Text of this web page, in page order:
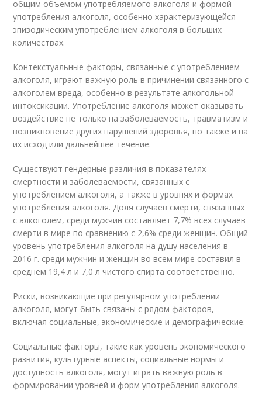
общим объемом употребляемого алкоголя и формой
употребления алкоголя, особенно характеризующейся
эпизодическим употреблением алкоголя в больших
количествах.
Контекстуальные факторы, связанные с употреблением
алкоголя, играют важную роль в причинении связанного с
алкоголем вреда, особенно в результате алкогольной
интоксикации. Употребление алкоголя может оказывать
воздействие не только на заболеваемость, травматизм и
возникновение других нарушений здоровья, но также и на
их исход или дальнейшее течение.
Существуют гендерные различия в показателях
смертности и заболеваемости, связанных с
употреблением алкоголя, а также в уровнях и формах
употребления алкоголя. Доля случаев смерти, связанных
с алкоголем, среди мужчин составляет 7,7% всех случаев
смерти в мире по сравнению с 2,6% среди женщин. Общий
уровень употребления алкоголя на душу населения в
2016 г. среди мужчин и женщин во всем мире составил в
среднем 19,4 л и 7,0 л чистого спирта соответственно.
Риски, возникающие при регулярном употреблении
алкоголя, могут быть связаны с рядом факторов,
включая социальные, экономические и демографические.
Социальные факторы, такие как уровень экономического
развития, культурные аспекты, социальные нормы и
доступность алкоголя, могут играть важную роль в
формировании уровней и форм употребления алкоголя.